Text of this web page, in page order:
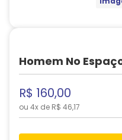
Homem No
R$ 160,00
ou 4x de R$ 46,17